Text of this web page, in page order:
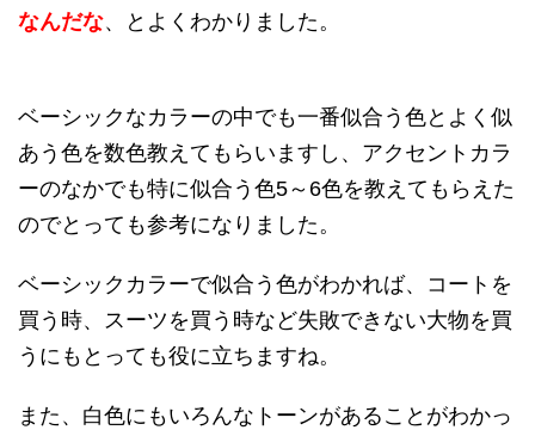
なんだな、とよくわかりました。
ベーシックなカラーの中でも一番似合う色とよく似
あう色を数色教えてもらいますし、アクセントカラ
ーのなかでも特に似合う色5～6色を教えてもらえた
のでとっても参考になりました。
ベーシックカラーで似合う色がわかれば、コートを
買う時、スーツを買う時など失敗できない大物を買
うにもとっても役に立ちますね。
また、白色にもいろんなトーンがあることがわかっ